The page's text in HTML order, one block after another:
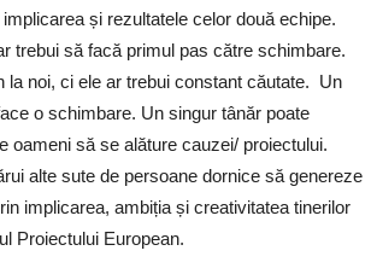
și rezultatele celor două echipe.
trebui să facă primul pas către schimbare.
la noi, ci ele ar trebui constant căutate. Un
o schimbare. Un singur tânăr poate
oameni să se alăture cauzei/ proiectului.
alte sute de persoane dornice să genereze
implicarea, ambiția și creativitatea tinerilor
Proiectului European.